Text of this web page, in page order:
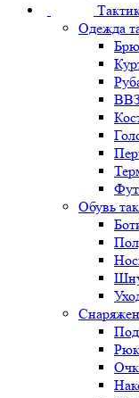
Одежда
ВВЗ
Обувь